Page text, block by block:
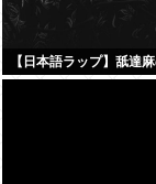
【日本語ラップ】舐達